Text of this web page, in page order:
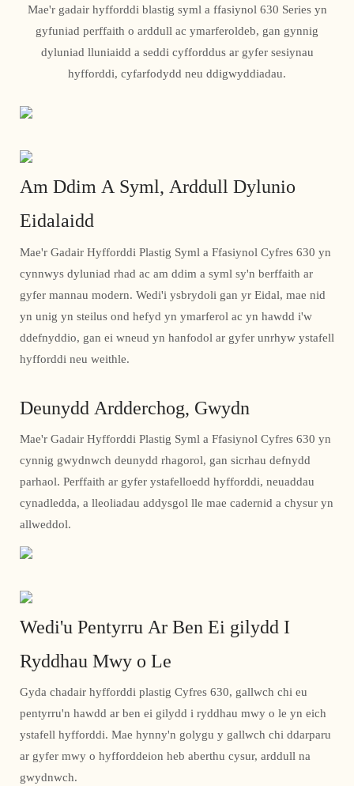
Mae'r gadair hyfforddi blastig syml a ffasiynol 630 Series yn
gyfuniad perffaith o arddull ac ymarferoldeb, gan gynnig
dyluniad lluniaidd a seddi cyfforddus ar gyfer sesiynau
hyfforddi, cyfarfodydd neu ddigwyddiadau.
Am Ddim A Syml, Arddull Dylunio
Eidalaidd
Mae'r Gadair Hyfforddi Plastig Syml a Ffasiynol Cyfres 630 yn
cynnwys dyluniad rhad ac am ddim a syml sy'n berffaith ar
gyfer mannau modern. Wedi'i ysbrydoli gan yr Eidal, mae nid
yn unig yn steilus ond hefyd yn ymarferol ac yn hawdd i'w
ddefnyddio, gan ei wneud yn hanfodol ar gyfer unrhyw ystafell
hyfforddi neu weithle.
Deunydd Ardderchog, Gwydn
Mae'r Gadair Hyfforddi Plastig Syml a Ffasiynol Cyfres 630 yn
cynnig gwydnwch deunydd rhagorol, gan sicrhau defnydd
parhaol. Perffaith ar gyfer ystafelloedd hyfforddi, neuaddau
cynadledda, a lleoliadau addysgol lle mae cadernid a chysur yn
allweddol.
Wedi'u Pentyrru Ar Ben Ei gilydd I
Ryddhau Mwy o Le
Gyda chadair hyfforddi plastig Cyfres 630, gallwch chi eu
pentyrru'n hawdd ar ben ei gilydd i ryddhau mwy o le yn eich
ystafell hyfforddi. Mae hynny'n golygu y gallwch chi ddarparu
ar gyfer mwy o hyfforddeion heb aberthu cysur, arddull na
gwydnwch.